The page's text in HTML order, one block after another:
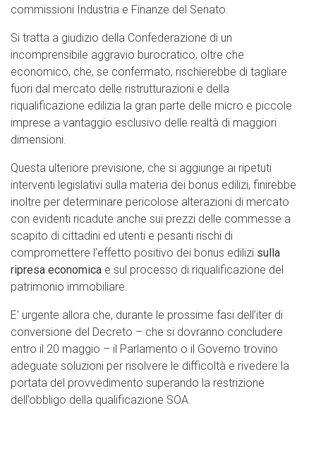
commissioni Industria e Finanze del Senato.
Si tratta a giudizio della Confederazione di un
incomprensibile aggravio burocratico, oltre che
economico, che, se confermato, rischierebbe di tagliare
fuori dal mercato delle ristrutturazioni e della
riqualificazione edilizia la gran parte delle micro e piccole
imprese a vantaggio esclusivo delle realtà di maggiori
dimensioni.
Questa ulteriore previsione, che si aggiunge ai ripetuti
interventi legislativi sulla materia dei bonus edilizi, finirebbe
inoltre per determinare pericolose alterazioni di mercato
con evidenti ricadute anche sui prezzi delle commesse a
scapito di cittadini ed utenti e pesanti rischi di
compromettere l’effetto positivo dei bonus edilizi sulla
ripresa economica e sul processo di riqualificazione del
patrimonio immobiliare.
E’ urgente allora che, durante le prossime fasi dell’iter di
conversione del Decreto – che si dovranno concludere
entro il 20 maggio – il Parlamento o il Governo trovino
adeguate soluzioni per risolvere le difficoltà e rivedere la
portata del provvedimento superando la restrizione
dell’obbligo della qualificazione SOA.